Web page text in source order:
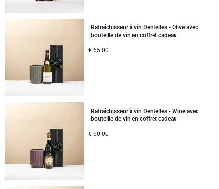
Rafraîchisseur à vin Dentelles - Olive avec
bouteille de vin en coffret cadeau
€ 65.00
Rafraîchisseur à vin Dentelles - Wine avec
bouteille de vin en coffret cadeau
€ 60.00